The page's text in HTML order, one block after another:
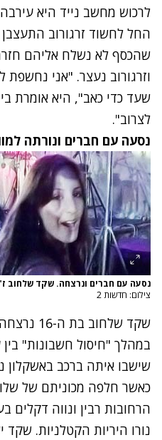
לרכוש מחשב נייד היא
החל לחשוד זרגורוב
שהכסף לא נשלח אליהם
וזרגורוב נעצר. "אני
שעד כדי כאב", היא אומרת
לצרוב".
נסעה עם חברים ונורתה
נסעה עם חברים ונרצחה. שקד שלחוב
צילום: חדשות 2
שקד
במהלך "חיסול חשבונות"
שישבו איתה ברכב באשקלון
כאשר חלפה מכוניתם של
הרחובות רבין ונווה דקלים
נורו היריות הקטלניות.